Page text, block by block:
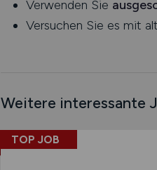
Verwenden Sie
Versuchen Sie es mit
Weitere interessante
TOP JOB